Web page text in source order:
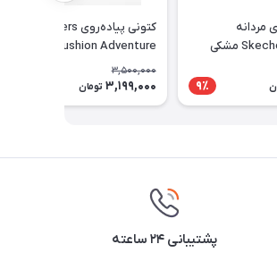
مردانه
Skechers Goodyear مشکی
و پیاده‌روی
9٪
کتونی پیاده‌روی Skechers
مناسب استفاده روزمره
3,500,000
3,199,000 تومان
پشتیبانی ۲۴ ساعته